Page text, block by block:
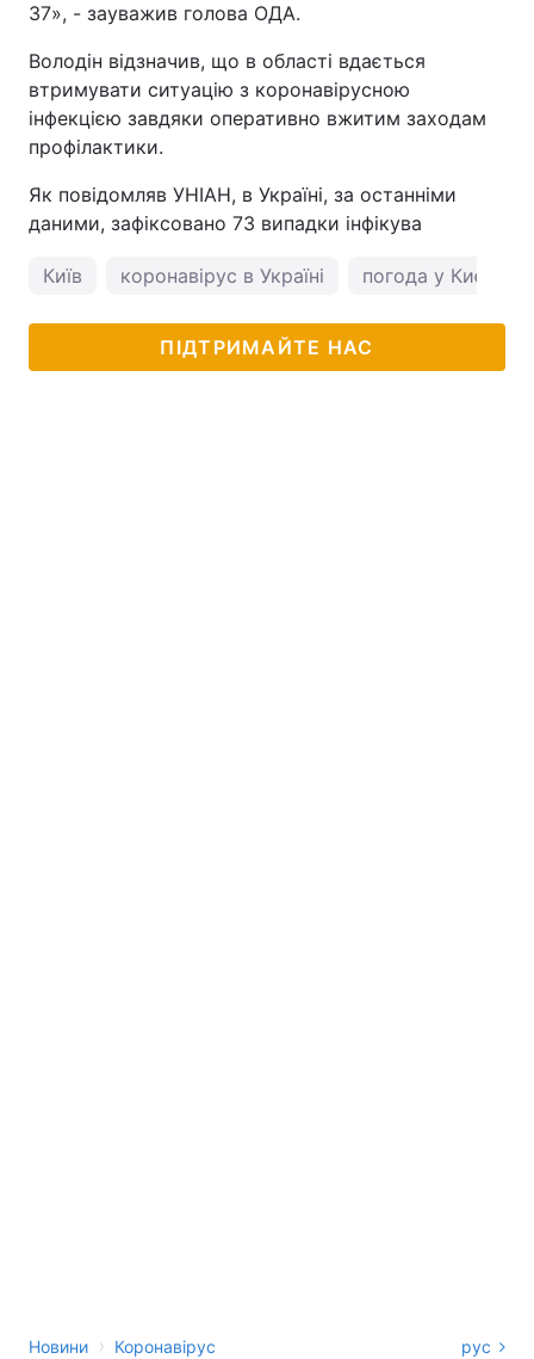
37», - зауважив голова ОДА.
Володін відзначив, що в області вдається
втримувати ситуацію з коронавірусною
інфекцією завдяки оперативно вжитим заходам
профілактики.
Як повідомляв УНІАН, в Україні, за останніми
даними, зафіксовано 73 випадки інфікува
Київ коронавірус в Україні погода у Києві
ПІДТРИМАЙТЕ НАС
Новини › Коронавірус рус